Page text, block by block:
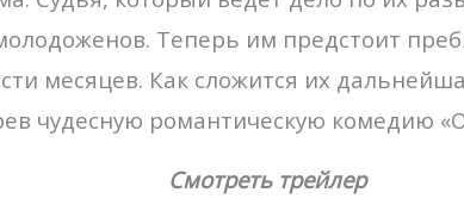
Теперь им предстоит
месяцев. Как сложится их
чудесную романтическую комедию
Смотреть трейлер